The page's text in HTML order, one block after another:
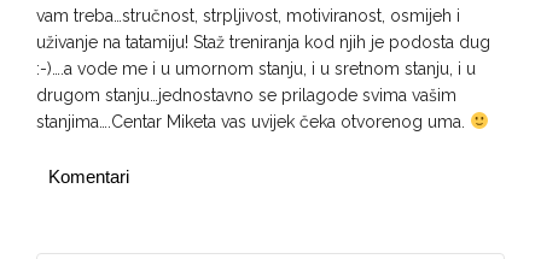
vam treba…stručnost, strpljivost, motiviranost, osmijeh i
uživanje na tatamiju! Staž treniranja kod njih je podosta dug
:-)….a vode me i u umornom stanju, i u sretnom stanju, i u
drugom stanju…jednostavno se prilagode svima vašim
stanjima….Centar Miketa vas uvijek čeka otvorenog uma.
Komentari